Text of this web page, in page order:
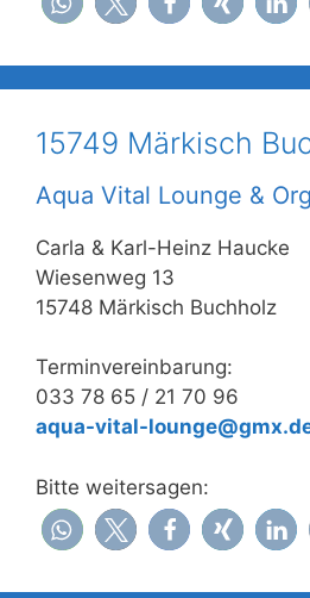
15749 Märkisch
Aqua Vital Lounge &
Carla & Karl-Heinz Haucke
Wiesenweg 13
15748 Märkisch Buchholz
Terminvereinbarung:
033 78 65 / 21 70 96
aqua-vital-
Bitte weitersagen: